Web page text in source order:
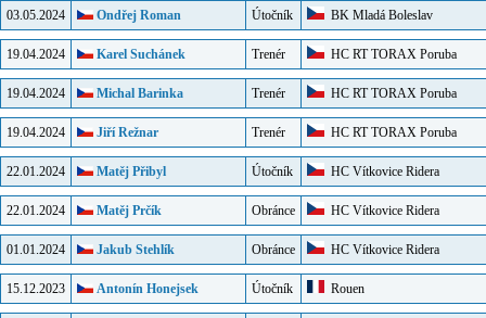
03.05.2024 Ondřej Roman Útočník BK Mladá Boleslav
19.04.2024 Karel Suchánek Trenér HC RT TORAX Poruba
19.04.2024 Michal Barinka Trenér HC RT TORAX Poruba
19.04.2024 Jiří Režnar Trenér HC RT TORAX Poruba
22.01.2024 Matěj Přibyl Útočník HC Vítkovice Ridera
22.01.2024 Matěj Prčík Obránce HC Vítkovice Ridera
01.01.2024 Jakub Stehlík Obránce HC Vítkovice Ridera
15.12.2023 Antonín Honejsek Útočník Rouen